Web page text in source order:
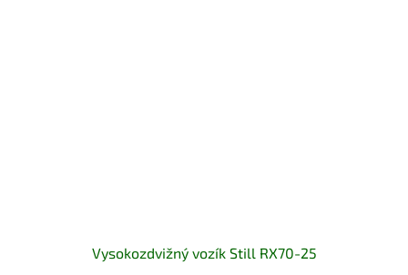
Vysokozdvižný vozík Still RX70-25